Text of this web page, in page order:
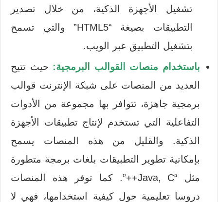
تشغيل الأجهزة الذكية، من خلال تصدير
التطبيقات بصيغة “HTML5” والتي تسمح
بتشغيل التطبيق عبر الويب.
باستخدام منصات القوالب البرمجية: حيث تتيح
العديد من المنصات على شبكة الإنترنت قوالب
برمجية جاهزة، تتوافر بها مجموعة من الأدوات
التفاعلية التي تستخدم لإنتاج تطبيقات الأجهزة
الذكية. والقليل من هذه المنصات يسمح
بإمكانية تطوير التطبيقات بلغات برمجة متطورة
مثل “Java, C++”. كما توفر هذه المنصات
دروسا تعليمية حول كيفية استخدامها، فهي لا